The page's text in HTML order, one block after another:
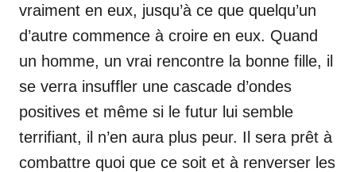
vraiment en eux, jusqu’à ce que quelqu’un
d’autre commence à croire en eux. Quand
un homme, un vrai rencontre la bonne fille, il
se verra insuffler une cascade d’ondes
positives et même si le futur lui semble
terrifiant, il n’en aura plus peur. Il sera prêt à
combattre quoi que ce soit et à renverser les